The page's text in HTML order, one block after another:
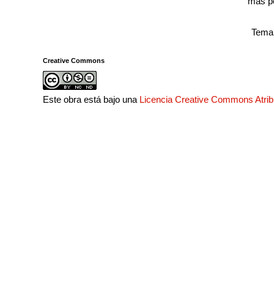
Creative Commons
Este obra está bajo una Licencia Creative Commons